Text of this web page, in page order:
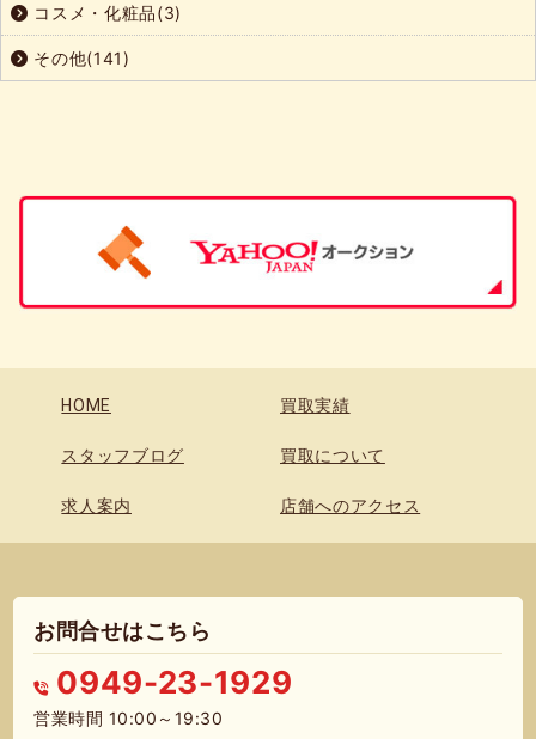
コスメ・化粧品(3)
その他(141)
HOME 買取実績
スタッフブログ 買取について
求人案内 店舗へのアクセス
お問合せはこちら
0949-23-1929
営業時間 10:00～19:30